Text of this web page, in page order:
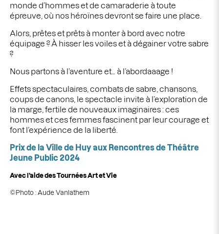
monde d’hommes et de camaraderie à toute
épreuve, où nos héroïnes devront se faire une place.
Alors, prêtes et prêts à monter à bord avec notre
équipage ? À hisser les voiles et à dégainer votre sabre
?
Nous partons à l’aventure et… à l’abordaaage !
Effets spectaculaires, combats de sabre, chansons,
coups de canons, le spectacle invite à l’exploration de
la marge, fertile de nouveaux imaginaires : ces
hommes et ces femmes fascinent par leur courage et
font l’expérience de la liberté.
Prix de la Ville de Huy aux Rencontres de Théâtre
Jeune Public 2024
Avec l’aide des Tournées Art et Vie
©Photo : Aude Vanlathem